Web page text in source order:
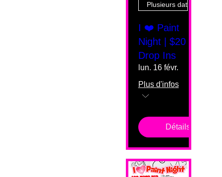
Plusieurs dates
I ❤️ Paint
Night | $20
Drop Ins
lun. 16 févr.
Plus d'infos
Détails